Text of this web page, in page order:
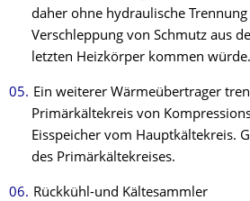
daher ohne hydraulische
Verschleppung von Schmutz aus
letzten Heizkörper kommen würde.
Ein weiterer Wärmeübertrager
Primärkältekreis von
Eisspeicher vom Hauptkältekreis.
des Primärkältekreises.
Rückkühl-und Kältesammler